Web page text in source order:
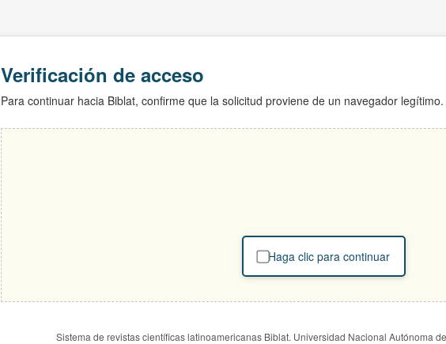
Verificación de acceso
Para continuar hacia Biblat, confirme que la solicitud proviene de un navegador legítimo.
Haga clic para continuar
Sistema de revistas científicas latinoamericanas Biblat. Universidad Nacional Autónoma